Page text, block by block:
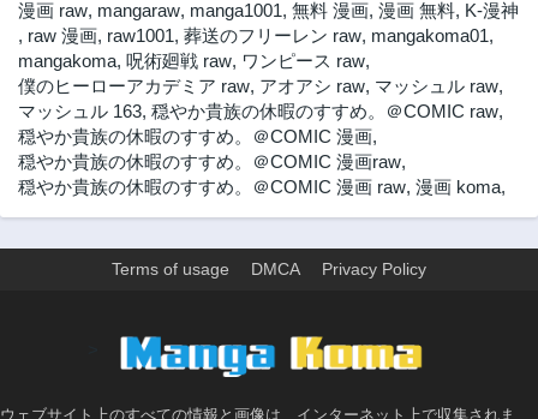
第42.1話
2年前
第41.3話
2年前
第41.2話
2年前
第41.1話
2年前
第40.2話
2年前
第40.1話
第38.3話
第38.1話
2年前
漫画 raw, mangaraw, manga1001, 無料 漫画, 漫画 無料, K-漫神
, raw 漫画, raw1001, 葬送のフリーレン raw, mangakoma01,
mangakoma, 呪術廻戦 raw, ワンピース raw,
僕のヒーローアカデミア raw, アオアシ raw, マッシュル raw,
マッシュル 163, 穏やか貴族の休暇のすすめ。＠COMIC raw,
穏やか貴族の休暇のすすめ。＠COMIC 漫画,
穏やか貴族の休暇のすすめ。＠COMIC 漫画raw,
穏やか貴族の休暇のすすめ。＠COMIC 漫画 raw, 漫画 koma,
Terms of usage DMCA Privacy Policy
ウェブサイト上のすべての情報と画像は、インターネット上で収集されま